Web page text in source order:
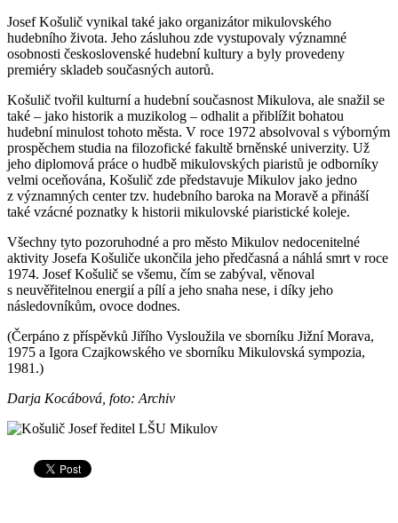
Josef Košulič vynikal také jako organizátor mikulovského
hudebního života. Jeho zásluhou zde vystupovaly významné
osobnosti československé hudební kultury a byly provedeny
premiéry skladeb současných autorů.
Košulič tvořil kulturní a hudební současnost Mikulova, ale snažil se
také – jako historik a muzikolog – odhalit a přiblížit bohatou
hudební minulost tohoto města. V roce 1972 absolvoval s výborným
prospěchem studia na filozofické fakultě brněnské univerzity. Už
jeho diplomová práce o hudbě mikulovských piaristů je odborníky
velmi oceňována, Košulič zde představuje Mikulov jako jedno
z významných center tzv. hudebního baroka na Moravě a přináší
také vzácné poznatky k historii mikulovské piaristické koleje.
Všechny tyto pozoruhodné a pro město Mikulov nedocenitelné
aktivity Josefa Košuliče ukončila jeho předčasná a náhlá smrt v roce
1974. Josef Košulič se všemu, čím se zabýval, věnoval
s neuvěřitelnou energií a pílí a jeho snaha nese, i díky jeho
následovníkům, ovoce dodnes.
(Čerpáno z příspěvků Jiřího Vysloužila ve sborníku Jižní Morava,
1975 a Igora Czajkowského ve sborníku Mikulovská sympozia,
1981.)
Darja Kocábová, foto: Archiv